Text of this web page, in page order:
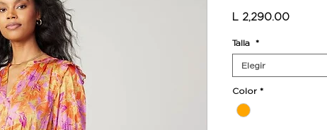
L 2,290.00Precio
Talla *
Elegir
Color *